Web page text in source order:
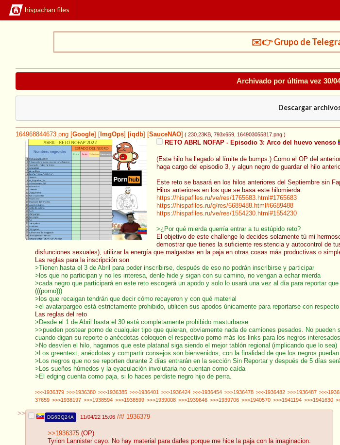
hispachan files
✉️👉 Grupo de
Archivado por última vez 30/
Descargar
164968844673.png Google ImgOps iqdb SauceNAO ( 230.23KB , 793x659 , 164903055817.png )
RETO ABRL NOFAP - Episodio 3: Arco del huevo venoso
(Este hilo ha llegado al límite de bumps.) Como el OP del
haga cargo del episodio 3, y algun negro de guardar el hilo
Este reto se basará en los hilos anteriores del Septiembre sin
Hilos anteriores en los que se basa este hilomierda:
https://hispafiles.ru/ve/res/1765683.html#1765683
https://hispafiles.ru/g/res/6689488.html#6689488
https://hispafiles.ru/ve/res/1554230.html#1554230
>¿Por qué mierda querría entrar a tu estúpido reto?
El objetivo de este challenge lo decides solamente tú mi
demostrar que tienes la suficiente resistencia y autocontrol de
disfunciones sexuales), utilizar la energía que malgastas en la paja en otras cosas más productivas o
Las reglas para la inscripción son
>Tienen hasta el 3 de Abril para poder inscribirse, después de eso no podrán inscribirse y participar
>los que no participan y no les interesa, denle hide y sigan con su camino, no vengan a echar mierda
>cada negro que participará en este reto escogerá un apodo y solo lo usará una vez al día para reportar
(((porno)))
>los que recaigan tendrán que decir cómo recayeron y con qué material
>el avatarpargeo está estrictamente prohibido, utilicen sus apodos únicamente para reportarse con respecto
Las reglas del reto
>Desde el 1 de Abril hasta el 30 está completamente prohibido masturbarse
>>pueden postear porno de cualquier tipo que quieran, obviamente nada de camiones pesados. No
cuando digan su reporte o anécdotas coloquen el respectivo porno más los links para los negros interesados.
>No desvíen el hilo, hagamos que este platanal siga siendo el mejor tablón regional (implicando que lo sea)
>Los greentext, anécdotas y compartir consejos son bienvenidos, con la finalidad de que los negros
>Los negros que no se reporten durante 2 días entrarán en la sección Sin Reportar y después de 5 días
>Los sueños húmedos y la eyaculación involutaria no cuentan como caída
>El edging cuenta como paja, si lo haces perdiste negro hijo de perra.
>>>1936379 >>>1936380 >>>1936385 >>>1936401 >>>1936424 >>>1936454 >>>1936478 >>>1936482 >>>1936487
37659 >>>1938197 >>>1938594 >>>1938599 >>>1939008 >>>1939646 >>>1939706 >>>1940570 >>>1941194 >>>1941630
>>
DG6BQ24A 11/04/22 15:06 /#/ 1936379
>>1936375 (OP)
Tyrion Lannister cayo. No hay material para darles porque me hice la paja con la imaginacion.